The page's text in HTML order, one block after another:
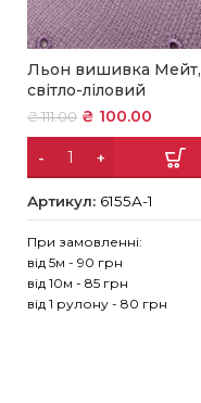
Льон вишивка Мейт,
світло-ліловий
₴111.00 ₴ 100.00
Артикул: 6155А-1
При замовленні:
від 5м - 90 грн
від 10м - 85 грн
від 1 рулону - 80 грн